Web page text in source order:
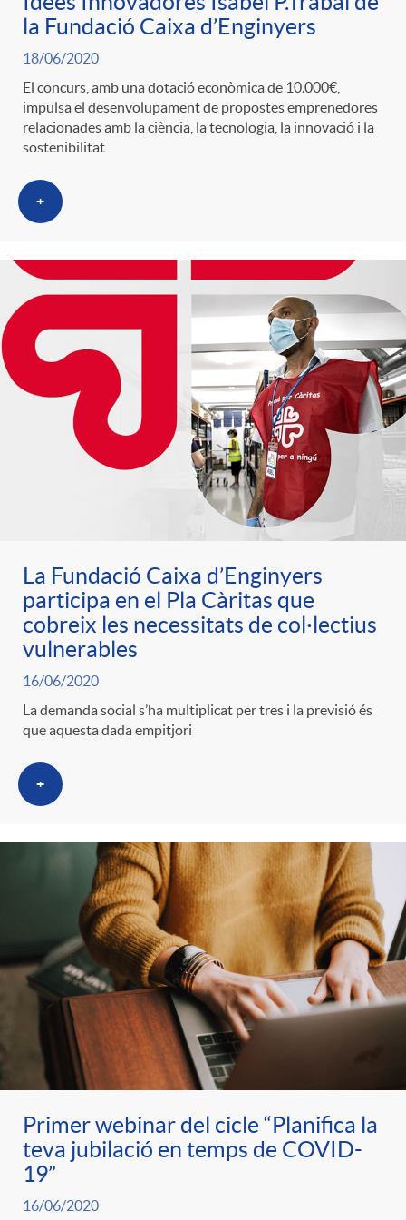
g
o
r
i
a
s
la Fundació Caixa d’Enginyers
18/06/2020
El concurs, amb una dotació econòmica de 10.000€,
impulsa el desenvolupament de propostes emprenedores
relacionades amb la ciència, la tecnologia, la innovació i la
sostenibilitat
+
La Fundació Caixa d’Enginyers
participa en el Pla Càritas que
cobreix les necessitats de col·lectius
vulnerables
16/06/2020
La demanda social s’ha multiplicat per tres i la previsió és
que aquesta dada empitjori
+
Primer webinar del cicle “Planifica la
teva jubilació en temps de COVID-
19”
16/06/2020